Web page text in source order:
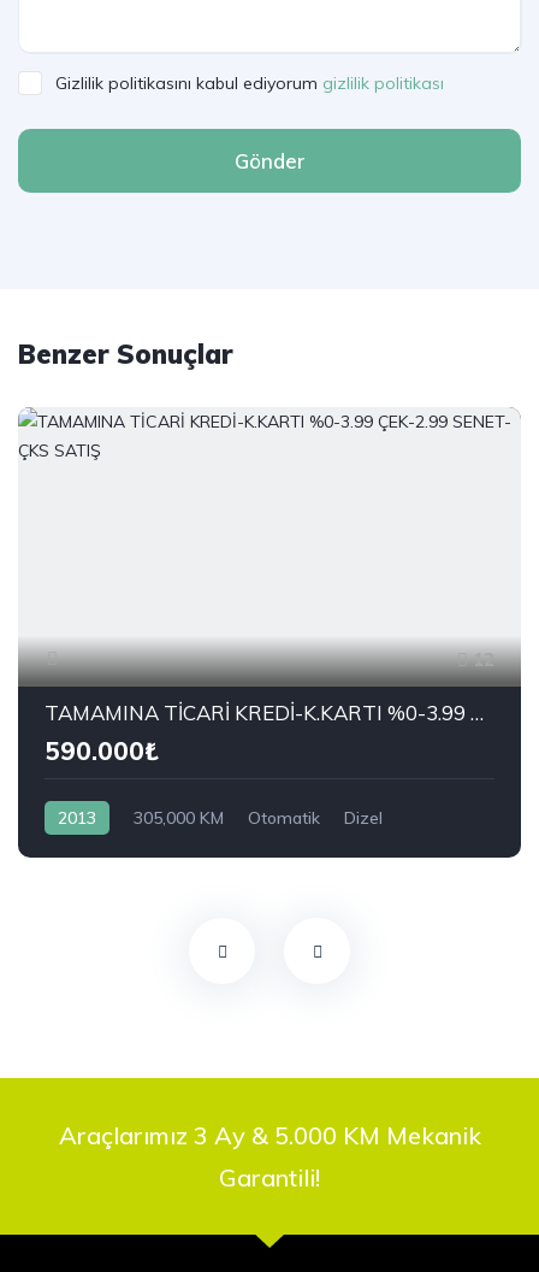
Gizlilik politikasını kabul ediyorum gizlilik politikası
Gönder
Benzer Sonuçlar
12
TAMAMINA TİCARİ KREDİ-K.KARTI %0-3.99 ÇEK-2.99 SENET-ÇKS SATIŞ
590.000₺
2013 305,000 KM Otomatik
Dizel
Araçlarımız 3 Ay & 5.000 KM Mekanik
Garantili!